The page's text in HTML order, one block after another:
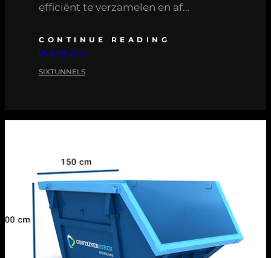
efficiënt te verzamelen en af…
CONTINUE READING
06 JUNI 2026
SIXTUNNELS